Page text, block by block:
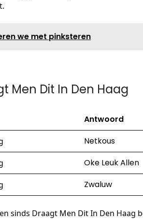
we met pinksteren
Men Dit In Den Haag
Antwoord
Netkous
Oke Leuk Allen
Zwaluw
sinds Draagt Men Dit In Den Haag